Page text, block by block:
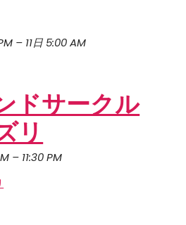
– 11日 5:00 AM
ドサークル
リ
– 11:30 PM